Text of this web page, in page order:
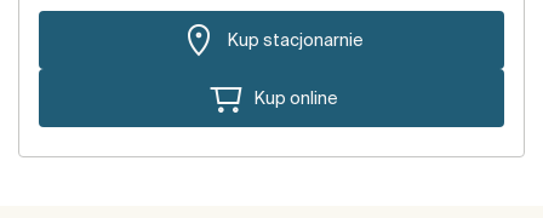
Kup stacjonarnie
Kup online